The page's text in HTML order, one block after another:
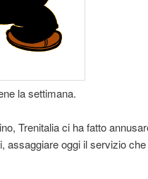
la settimana.
Trenitalia ci ha fatto
assaggiare oggi il servizio